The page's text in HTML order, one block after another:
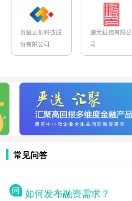
百融云创科技股
份有限公司
鹏元征信有限公
司
常见问答
如何发布融资需求？